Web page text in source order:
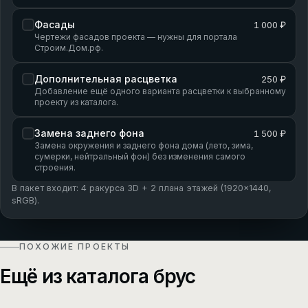
Фасады 1 000 ₽
Чертежи фасадов проекта — нужны для портала
Строим.Дом.рф.
Дополнительная расцветка 250 ₽
Добавление ещё одного варианта расцветки к выбранному
проекту из каталога.
Замена заднего фона 1 500 ₽
Замена окружения и заднего фона дома (лето, зима,
сумерки, нейтральный фон) без изменения самого
строения.
В пакет входит: 4 ракурса 3D + 2 плана этажей (1920×1440,
sRGB).
ПОХОЖИЕ ПРОЕКТЫ
Ещё из каталога брус